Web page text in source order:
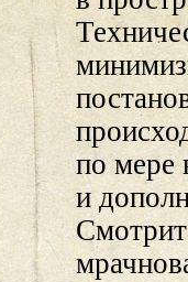
по мере
и